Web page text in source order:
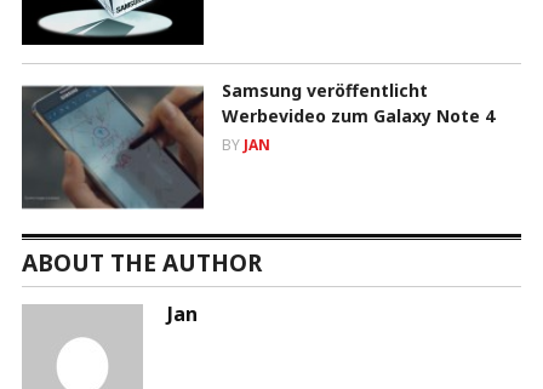
Samsung veröffentlicht
Werbevideo zum Galaxy Note 4
BY JAN
ABOUT THE AUTHOR
Jan